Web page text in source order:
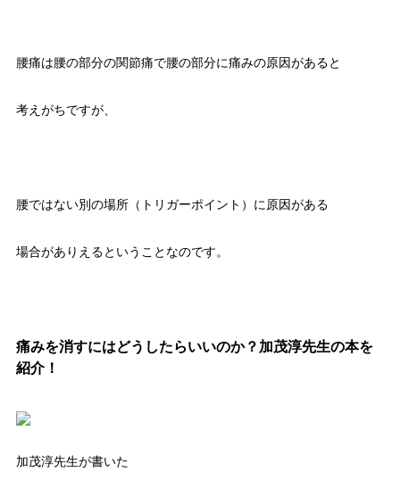
腰痛は腰の部分の関節痛で腰の部分に痛みの原因があると
考えがちですが、
腰ではない別の場所（トリガーポイント）に原因がある
場合がありえるということなのです。
痛みを消すにはどうしたらいいのか？加茂淳先生の本を
紹介！
加茂淳先生が書いた